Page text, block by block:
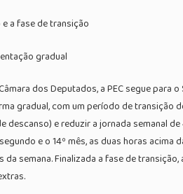
a fase de transição
gradual
dos Deputados, a PEC segue
gradual, com um período de transição
descanso) e reduzir a jornada semanal
e o 14º mês, as duas horas
da semana. Finalizada a fase de